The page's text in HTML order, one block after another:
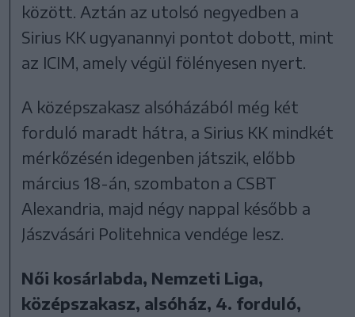
között. Aztán az utolsó negyedben a
Sirius KK ugyanannyi pontot dobott, mint
az ICIM, amely végül fölényesen nyert.
A középszakasz alsóházából még két
forduló maradt hátra, a Sirius KK mindkét
mérkőzésén idegenben játszik, előbb
március 18-án, szombaton a CSBT
Alexandria, majd négy nappal később a
Jászvásári Politehnica vendége lesz.
Női kosárlabda, Nemzeti Liga,
középszakasz, alsóház, 4. forduló,